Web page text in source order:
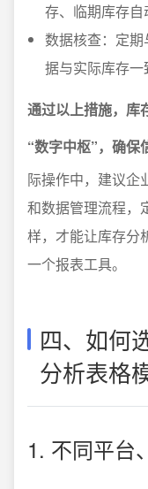
存、临期库存自
数据核查：定
据与实际库存一
通过以上措施，库
“数字中枢”，确保
际操作中，建议企
和数据管理流程，
样，才能让库存分
一个报表工具。
四、如何
分析表格
1. 不同平台